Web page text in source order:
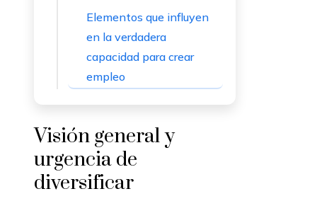
Elementos que influyen
en la verdadera
capacidad para crear
empleo
Visión general y
urgencia de
diversificar